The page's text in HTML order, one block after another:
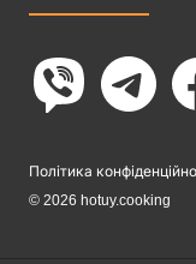
Політика
© 2026 hotuy.cooking